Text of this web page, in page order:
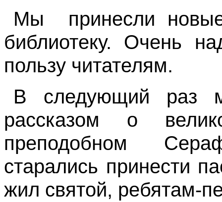
Мы
принесли
библиотеку. Очень
пользу читателям.
В следующий раз
рассказом о
преподобном
старались принести
жил святой, ребятам-